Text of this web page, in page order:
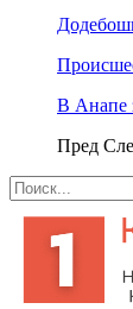
В Анапе
Пред